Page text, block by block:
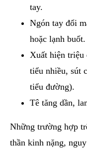
tay.
Ngón tay đổi
hoặc lạnh buốt.
Xuất hiện triệu
tiểu nhiều, sút
tiểu đường).
Tê tăng dần,
Những trường hợp
thần kinh nặng,